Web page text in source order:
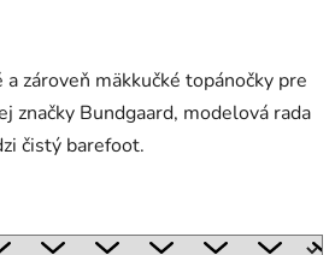
zároveň mäkkučké topánočky pre
značky Bundgaard, modelová rada
čistý barefoot.